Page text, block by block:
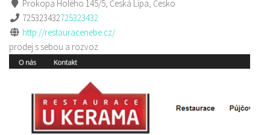
Prokopa Holého 145/5, Česká Lípa, Česko
725323432725323432
http://restauracenebe.cz/
prodej s sebou a rozvoz